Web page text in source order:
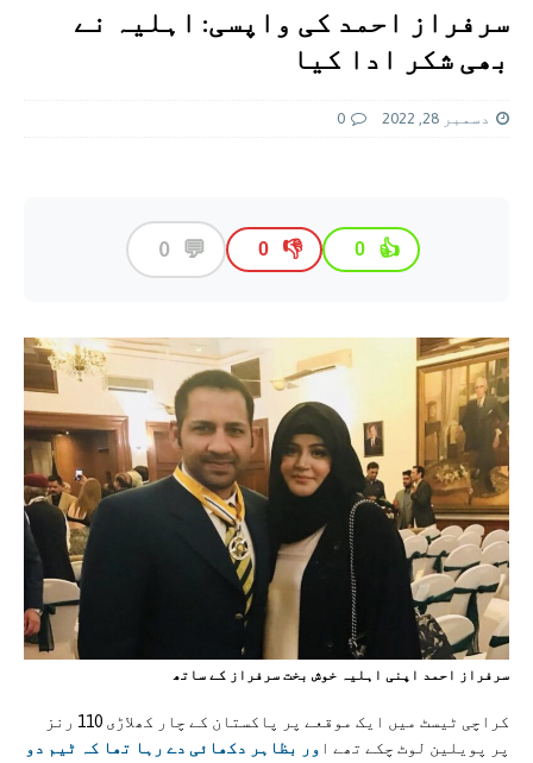
سرفراز احمد کی واپسی: اہلیہ نے
بھی شکر ادا کیا
دسمبر 28, 2022 0
👍
0
👎
0
💬
0
سرفراز احمد اپنی اہلیہ خوش بخت سرفراز کے ساتھ
کراچی ٹیسٹ میں ایک موقعے پر پاکستان کے چار کھلاڑی 110 رنز
پر پویلین لوٹ چکے تھے ا ور بظاہر دکھائی دے رہا تھا کہ ٹیم دو